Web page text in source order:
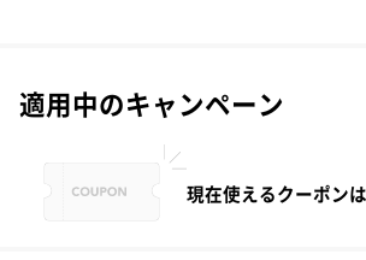
適用中のキャンペーン
現在使えるクーポン